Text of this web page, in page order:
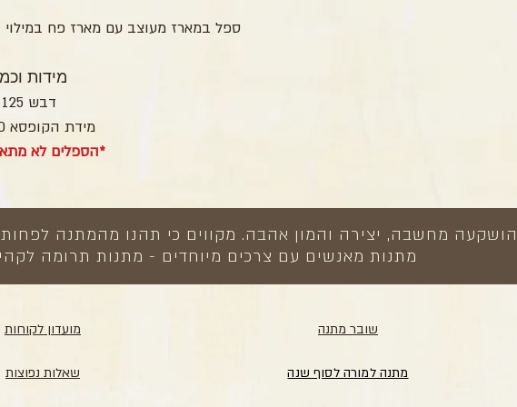
ספל במארז מעוצב עם מארז פח במילוי
מידות
דבש 125 גר'
מידת הקופסא 10×14 ס"מ
*הספלים לא
מחשבה, יצירה והמון אהבה. מקווים כי תהנו מהמתנה לפחות
מתנות מאנשים עם צרכים מיוחדים - מתנות תרומה
מועדון לקוחות
שאלות נפוצות
שובר מתנה
מתנה למורה לסוף שנה